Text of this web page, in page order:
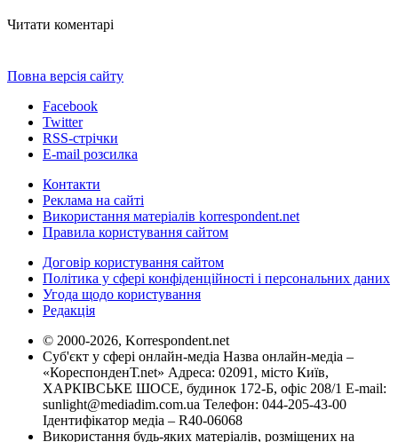
Читати коментарі
Повна версія сайту
Facebook
Twitter
RSS-стрічки
E-mail розсилка
Контакти
Реклама на сайті
Використання матеріалів korrespondent.net
Правила користування сайтом
Договір користування сайтом
Політика у сфері конфіденційності і персональних даних
Угода щодо користування
Редакція
© 2000-2026, Korrespondent.net
Суб'єкт у сфері онлайн-медіа Назва онлайн-медіа –
«КореспонденТ.net» Адреса: 02091, місто Київ,
ХАРКІВСЬКЕ ШОСЕ, будинок 172-Б, офіс 208/1 E-mail:
sunlight@mediadim.com.ua Телефон: 044-205-43-00
Ідентифікатор медіа – R40-06068
Використання будь-яких матеріалів, розміщених на